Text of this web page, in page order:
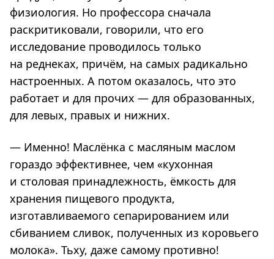
физиология. Но профессора сначала
раскритиковали, говорили, что его
исследование проводилось только
на реднеках, причём, на самых радикально
настроенных. А потом оказалось, что это
работает и для прочих — для образованных,
для левых, правых и нижних.
— Именно! Маслёнка с масляным маслом
гораздо эффективнее, чем «кухонная
и столовая принадлежность, ёмкость для
хранения пищевого продукта,
изготавливаемого сепарированием или
сбиванием сливок, полученных из коровьего
молока». Тьху, даже самому противно!